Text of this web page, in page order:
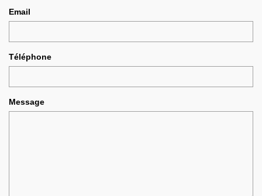
Email
Téléphone
Message